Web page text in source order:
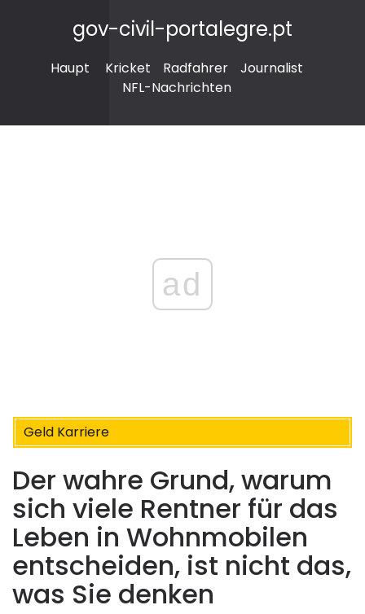
gov-civil-portalegre.pt
Haupt Kricket Radfahrer
Journalist
NFL-Nachrichten
ad
Geld Karriere
Der wahre Grund, warum
sich viele Rentner für das
Leben in Wohnmobilen
entscheiden, ist nicht das,
was Sie denken